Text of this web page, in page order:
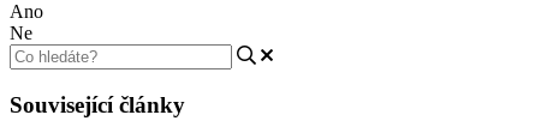
Ano
Ne
Související články